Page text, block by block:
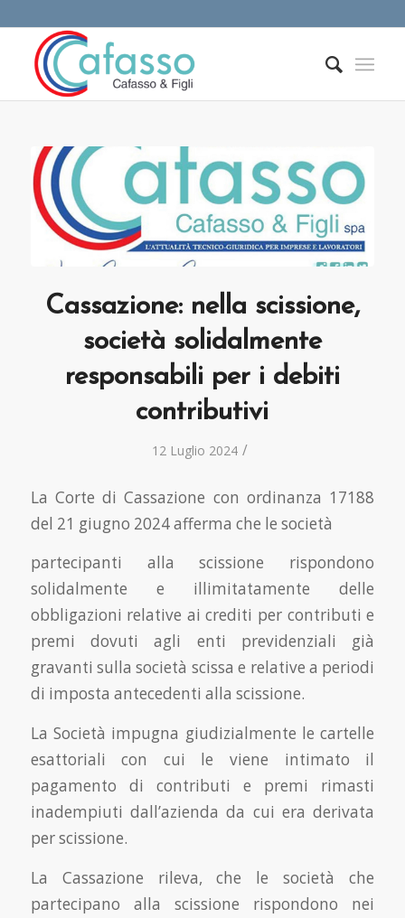
Cassazione: nella scissione,
società solidalmente
responsabili per i debiti
contributivi
12 Luglio 2024 /
La Corte di Cassazione con ordinanza 17188
del 21 giugno 2024 afferma che le società
partecipanti alla scissione rispondono
solidalmente e illimitatamente delle
obbligazioni relative ai crediti per contributi e
premi dovuti agli enti previdenziali già
gravanti sulla società scissa e relative a periodi
di imposta antecedenti alla scissione.
La Società impugna giudizialmente le cartelle
esattoriali con cui le viene intimato il
pagamento di contributi e premi rimasti
inadempiuti dall’azienda da cui era derivata
per scissione.
La Cassazione rileva, che le società che
partecipano alla scissione rispondono nei